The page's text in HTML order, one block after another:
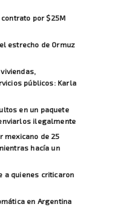
por $25M
estrecho de Ormuz
públicos: Karla
en un paquete
ilegalmente
mexicano de 25
hacía un
a quienes criticaron
en Argentina